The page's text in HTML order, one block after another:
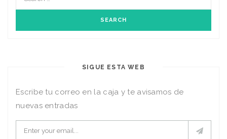
SIGUE ESTA WEB
Escribe tu correo en la caja y te avisamos de
nuevas entradas